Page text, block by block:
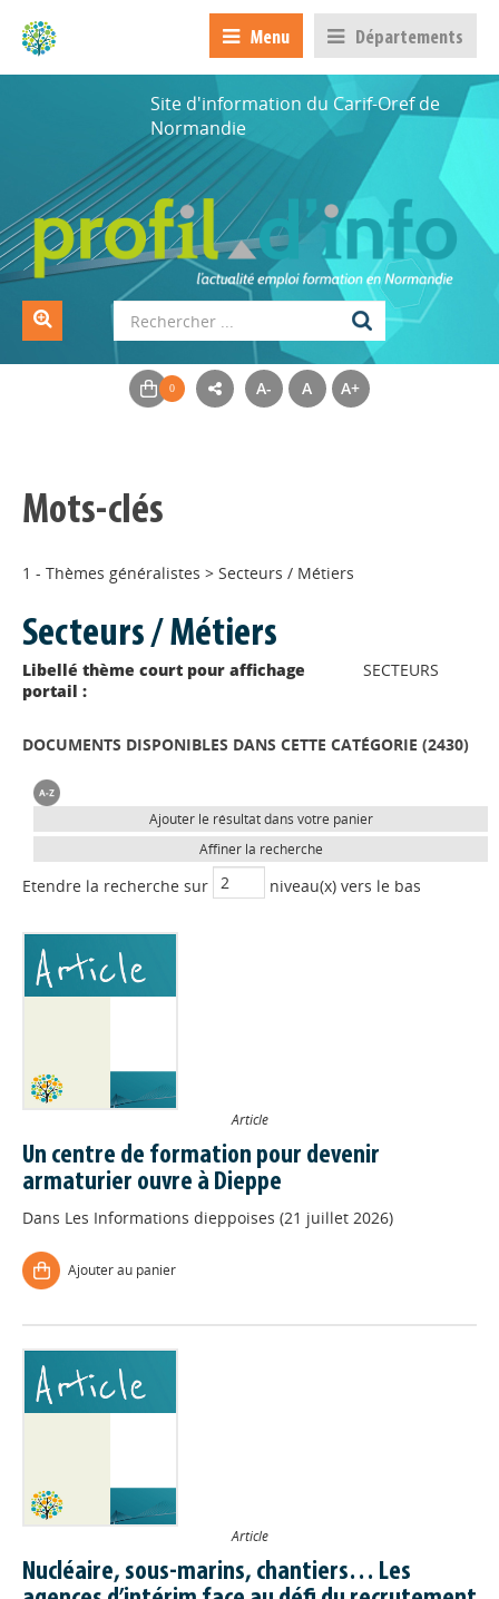
Menu Départements
Site d'information du Carif-Oref de
Normandie
A- A A+
Mots-clés
1 - Thèmes généralistes > Secteurs / Métiers
Secteurs / Métiers
Libellé thème court pour affichage
portail :
SECTEURS
DOCUMENTS DISPONIBLES DANS CETTE CATÉGORIE (2430)
Ajouter le résultat dans votre panier
Affiner la recherche
Etendre la recherche sur niveau(x) vers le bas
Article
Un centre de formation pour devenir
armaturier ouvre à Dieppe
Dans Les Informations dieppoises (21 juillet 2026)
Ajouter au panier
Article
Nucléaire, sous-marins, chantiers… Les